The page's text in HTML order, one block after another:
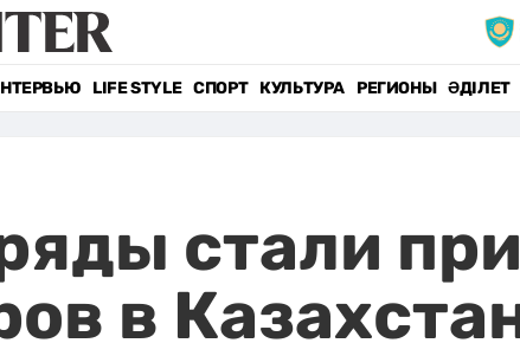
LIFE STYLE СПОРТ КУЛЬТУРА РЕГИОНЫ ӘДІЛЕТ
стали
в